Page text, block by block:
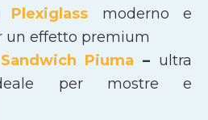
Plexiglass moderno e
un effetto premium
Piuma – ultra
per mostre e